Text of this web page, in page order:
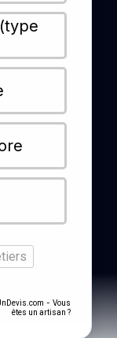
- Vous
êtes un artisan ?